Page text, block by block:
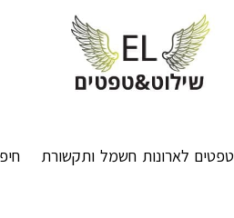
טפטים לארונות חשמל ותקשורת